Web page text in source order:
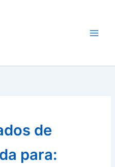
de
para: